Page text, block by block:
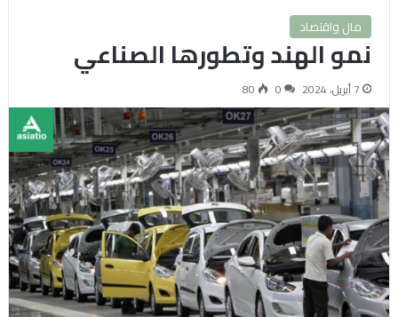
مال واقتصاد
نمو الهند وتطورها الصناعي
7 أبريل، 2024 0
80